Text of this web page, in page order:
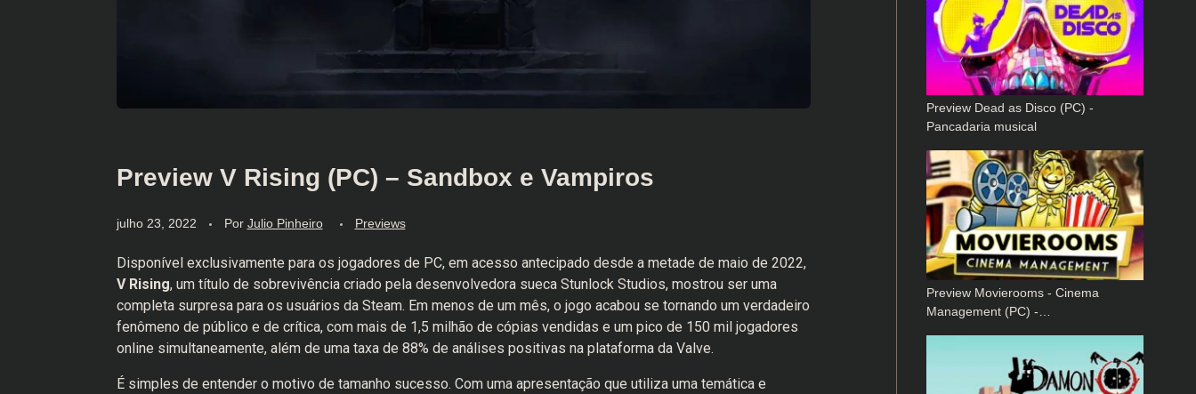
Preview V Rising (PC) – Sandbox e Vampiros
julho 23, 2022 Por Julio Pinheiro Previews
Disponível exclusivamente para os jogadores de PC, em acesso antecipado desde a metade de maio de 2022,
V Rising, um título de sobrevivência criado pela desenvolvedora sueca Stunlock Studios, mostrou ser uma
completa surpresa para os usuários da Steam. Em menos de um mês, o jogo acabou se tornando um verdadeiro
fenômeno de público e de crítica, com mais de 1,5 milhão de cópias vendidas e um pico de 150 mil jogadores
online simultaneamente, além de uma taxa de 88% de análises positivas na plataforma da Valve.
É simples de entender o motivo de tamanho sucesso. Com uma apresentação que utiliza uma temática e
Preview Dead as Disco (PC) -
Pancadaria musical
Preview Movierooms - Cinema
Management (PC) -…